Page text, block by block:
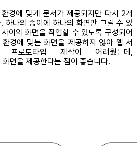
경에 맞게 문서가 제공되지만 다시 2개
하나의 종이에 하나의 화면만 그릴 수 있
이의 화면을 작업할 수 있도록 구성되어
경에 맞는 화면을 제공하지 않아 웹 서
로토타입 제작이 어려웠는데,
면을 제공한다는 점이 좋습니다.